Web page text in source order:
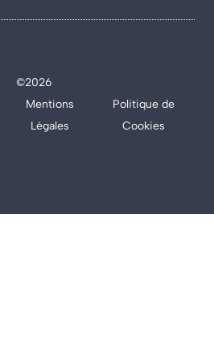
©2026
Mentions
Légales
Politique de
Cookies